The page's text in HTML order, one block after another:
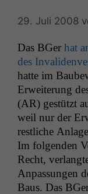
29. Juli 2008
Das BGer hat
des
hat­te im
Erweiterung
(AR) gestützt
weil nur der
restliche
Im fol­gen­den
Recht,
Anpas­sun­gen
Baus. Das